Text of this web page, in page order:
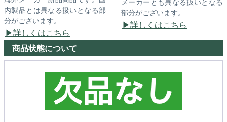
内製品とは異なる扱いとなる部
分がございます。
詳しくはこちら
部分がございます。
詳しくはこちら
商品状態について